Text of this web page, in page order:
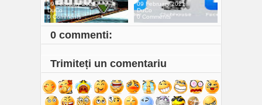
09 February 2021
DuCo
0 Comments
09 February 2021
DuCo
0 Comments
0 commenti:
Trimiteți un comentariu